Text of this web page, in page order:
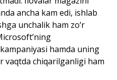
ancha kam edi, ishlab
unchalik ham zo‘r
hamda uning
vaqtda chiqarilganligi ham